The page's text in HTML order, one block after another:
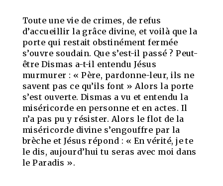
Toute une vie de crimes, de refus
d’accueillir la grâce divine, et voilà que la
porte qui restait obstinément fermée
s’ouvre soudain. Que s’est-il passé ? Peut-
être Dismas a-t-il entendu Jésus
murmurer : « Père, pardonne-leur, ils ne
savent pas ce qu’ils font » Alors la porte
s’est ouverte. Dismas a vu et entendu la
miséricorde en personne et en actes. Il
n’a pas pu y résister. Alors le flot de la
miséricorde divine s’engouffre par la
brèche et Jésus répond : « En vérité, je te
le dis, aujourd’hui tu seras avec moi dans
le Paradis ».